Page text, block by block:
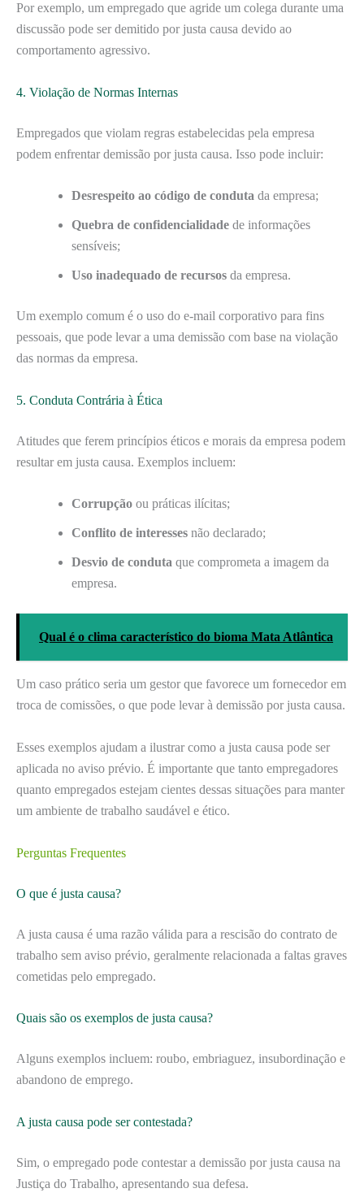
Por exemplo, um empregado que agride um colega durante uma
discussão pode ser demitido por justa causa devido ao
comportamento agressivo.
4. Violação de Normas Internas
Empregados que violam regras estabelecidas pela empresa
podem enfrentar demissão por justa causa. Isso pode incluir:
Desrespeito ao código de conduta da empresa;
Quebra de confidencialidade de informações
sensíveis;
Uso inadequado de recursos da empresa.
Um exemplo comum é o uso do e-mail corporativo para fins
pessoais, que pode levar a uma demissão com base na violação
das normas da empresa.
5. Conduta Contrária à Ética
Atitudes que ferem princípios éticos e morais da empresa podem
resultar em justa causa. Exemplos incluem:
Corrupção ou práticas ilícitas;
Conflito de interesses não declarado;
Desvio de conduta que comprometa a imagem da
empresa.
Qual é o clima característico do bioma Mata Atlântica
Um caso prático seria um gestor que favorece um fornecedor em
troca de comissões, o que pode levar à demissão por justa causa.
Esses exemplos ajudam a ilustrar como a justa causa pode ser
aplicada no aviso prévio. É importante que tanto empregadores
quanto empregados estejam cientes dessas situações para manter
um ambiente de trabalho saudável e ético.
Perguntas Frequentes
O que é justa causa?
A justa causa é uma razão válida para a rescisão do contrato de
trabalho sem aviso prévio, geralmente relacionada a faltas graves
cometidas pelo empregado.
Quais são os exemplos de justa causa?
Alguns exemplos incluem: roubo, embriaguez, insubordinação e
abandono de emprego.
A justa causa pode ser contestada?
Sim, o empregado pode contestar a demissão por justa causa na
Justiça do Trabalho, apresentando sua defesa.